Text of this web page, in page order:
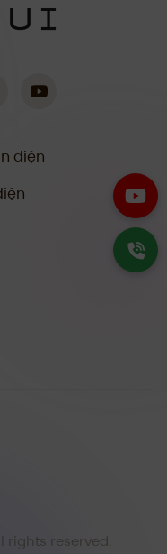
diện
rights reserved.